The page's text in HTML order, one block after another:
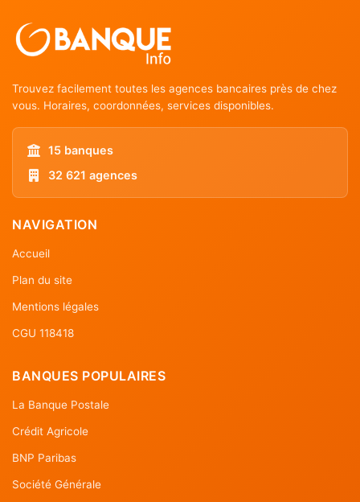
Trouvez facilement toutes les agences bancaires près de chez
vous. Horaires, coordonnées, services disponibles.
15 banques
32 621 agences
NAVIGATION
Accueil
Plan du site
Mentions légales
CGU 118418
BANQUES POPULAIRES
La Banque Postale
Crédit Agricole
BNP Paribas
Société Générale